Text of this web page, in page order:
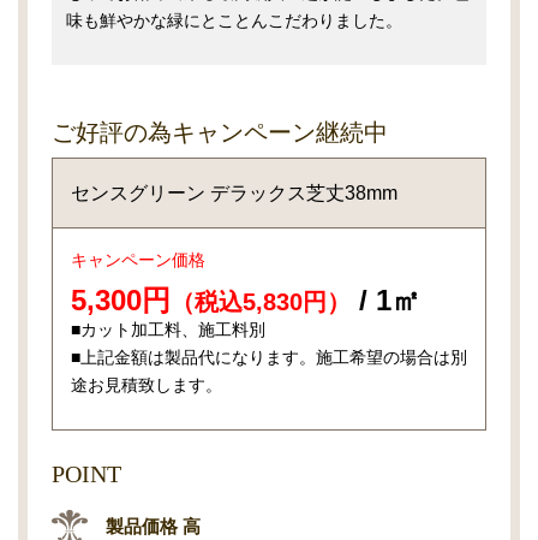
味も鮮やかな緑にとことんこだわりました。
ご好評の為キャンペーン継続中
センスグリーン デラックス芝丈38mm
キャンペーン価格
5,300円 （税込5,830円） / 1㎡
■カット加工料、施工料別
■上記金額は製品代になります。施工希望の場合は別
途お見積致します。
POINT
製品価格 高